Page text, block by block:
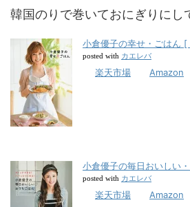
韓国のりで巻いておにぎりにし
小倉優子の幸せ・ごはん
posted with カエレバ
楽天市場 Amazon
小倉優子の毎日おいしい
posted with カエレバ
楽天市場 Amazon